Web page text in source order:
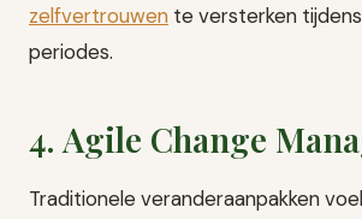
zelfvertrouwen te versterken
periodes.
4. Agile Change
Traditionele veranderaanpakken